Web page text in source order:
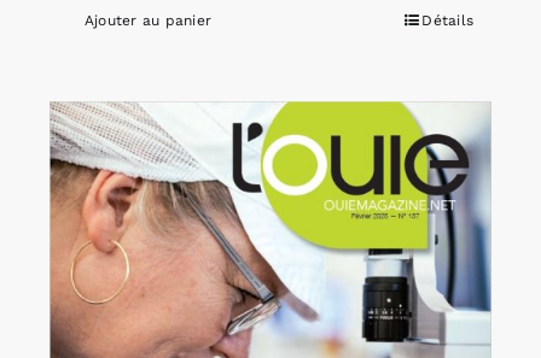
Ajouter au panier Détails